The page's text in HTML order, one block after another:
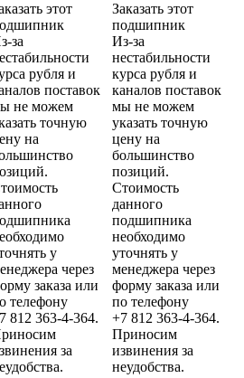
этот
за
рубля и
поставок
не можем
точную
на
у
через
заказа или
телефону
812 363-4-364.
за
Заказать этот
подшипник
Из-за
нестабильности
курса рубля и
каналов поставок
мы не можем
указать точную
цену на
большинство
позиций.
Стоимость
данного
подшипника
необходимо
уточнять у
менеджера через
форму заказа или
по телефону
+7 812 363-4-364.
Приносим
извинения за
неудобства.